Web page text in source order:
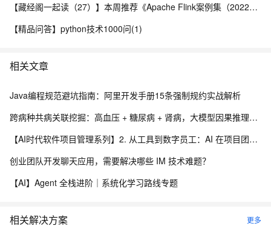
【藏经阁一起读（27）】本周推荐《Apache Flink案例集（2022版）》，你有哪些心得？
【精品问答】python技术1000问(1)
相关文章
Java编程规范避坑指南：阿里开发手册15条强制规约实战解析
跨病种共病关联挖掘：高血压 + 糖尿病 + 肾病，大模型因果推理疾病关联分析实践.192
【AI时代软件项目管理系列】2. 从工具到数字员工：AI 在项目团队中的角色演进
创业团队开发聊天应用，需要解决哪些 IM 技术难题？
【AI】Agent 全栈进阶｜系统化学习路线专题
相关解决方案 更多